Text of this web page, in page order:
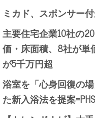
ミカド、スポンサー
主要住宅企業10社の
価・床面積、8社が単
が5千万円超
浴室を「心身回復の
た新入浴法を提案=PHS